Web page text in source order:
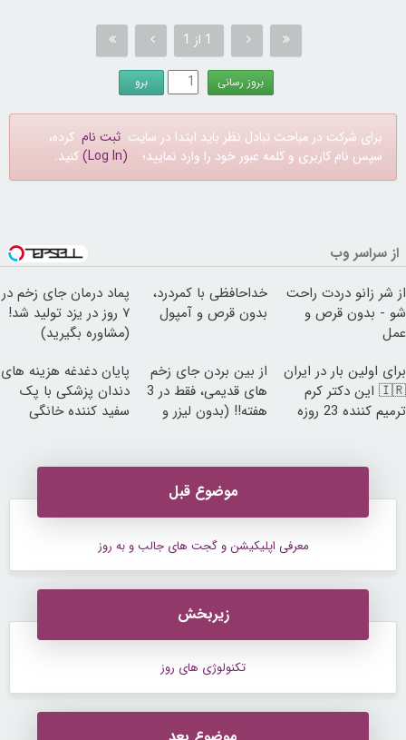
1 از 1
برای شرکت در مباحث تبادل نظر باید ابتدا در سایت ثبت نام کرده،
سپس نام کاربری و کلمه عبور خود را وارد نمایید؛ (Log In) کنید.
از سراسر وب
از شر زانو دردت راحت
شو - بدون قرص و
عمل
خداحافظی با کمردرد،
بدون قرص و آمپول
پماد درمان جای زخم در
۷ روز در یزد تولید شد!
(مشاوره بگیرید)
برای اولین بار در ایران
🇮🇷 این دکتر کرم
ترمیم کننده 23 روزه
از بین بردن جای زخم
های قدیمی، فقط در 3
هفته!! (بدون لیزر و
پایان دغدغه هزینه های
دندان پزشکی با پک
سفید کننده خانگی
موضوع قبل
معرفی اپلیکیشن و گجت های جالب و به روز
زیربخش
تکنولوژی های روز